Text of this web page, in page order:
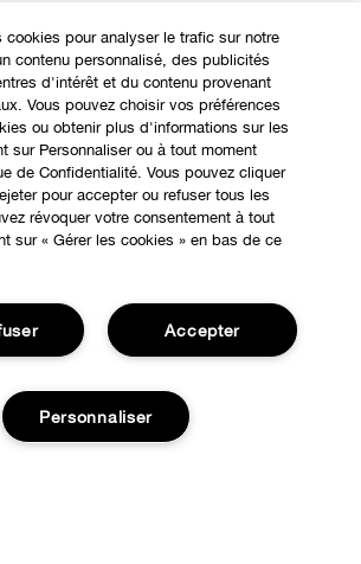
LIGNE
cookies pour analyser le trafic sur notre
contenu personnalisé, des publicités
d'intérêt et du contenu provenant
Vous pouvez choisir vos préférences
ou obtenir plus d'informations sur les
sur Personnaliser ou à tout moment
de Confidentialité. Vous pouvez cliquer
pour accepter ou refuser tous les
révoquer votre consentement à tout
sur « Gérer les cookies » en bas de ce
Accepter
Personnaliser